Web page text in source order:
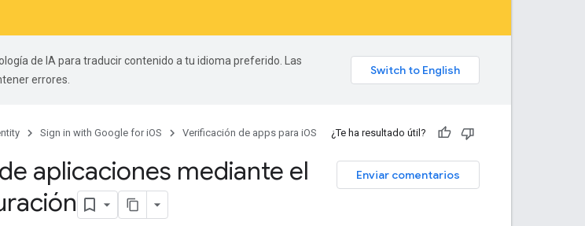
de IA para traducir contenido a tu idioma preferido. Las
errores.
Sign in with Google for iOS Verificación de apps para iOS ¿Te ha resultado útil?
Enviar comentarios
de aplicaciones mediante el